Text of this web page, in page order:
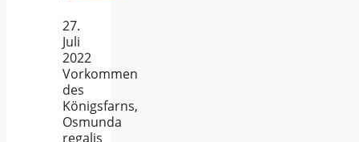
27.
Juli
2022
Vorkommen
des
Königsfarns,
Osmunda
regalis